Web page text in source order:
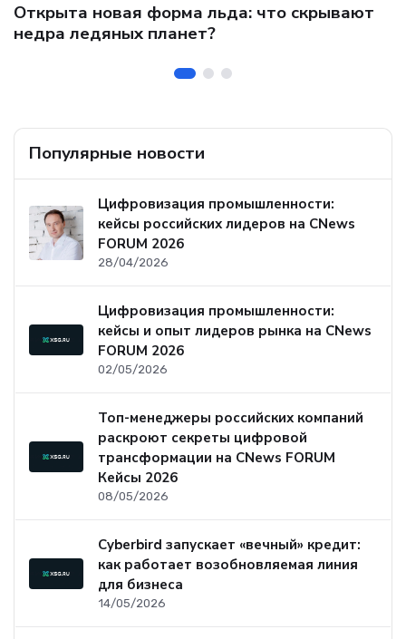
Открыта новая форма льда: что скрывают
недра ледяных планет?
Популярные новости
Цифровизация промышленности:
кейсы российских лидеров на CNews
FORUM 2026
28/04/2026
Цифровизация промышленности:
кейсы и опыт лидеров рынка на CNews
FORUM 2026
02/05/2026
Топ-менеджеры российских компаний
раскроют секреты цифровой
трансформации на CNews FORUM
Кейсы 2026
08/05/2026
Cyberbird запускает «вечный» кредит:
как работает возобновляемая линия
для бизнеса
14/05/2026